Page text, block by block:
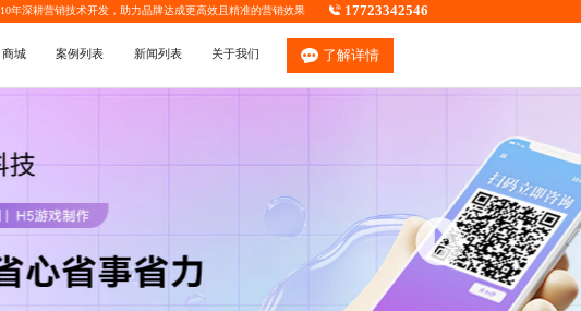
10年深耕营销技术开发，助力品牌达成更高效且精准的营销效果 17723342546
商城 案例列表 新闻列表 关于我们 了解详情